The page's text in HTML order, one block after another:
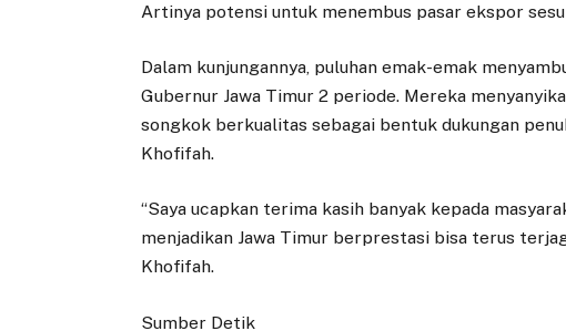
Artinya potensi untuk menembus pasar ekspor
Dalam kunjungannya, puluhan emak-emak
Gubernur Jawa Timur 2 periode. Mereka
songkok berkualitas sebagai bentuk dukungan
Khofifah.
“Saya ucapkan terima kasih banyak kepada
menjadikan Jawa Timur berprestasi bisa terus
Khofifah.
Sumber Detik